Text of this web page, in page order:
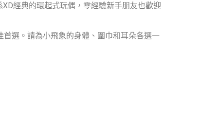
經典的環起式玩偶，零經驗新手朋友也歡迎
選。請為小飛象的身體、圍巾和耳朵各選一